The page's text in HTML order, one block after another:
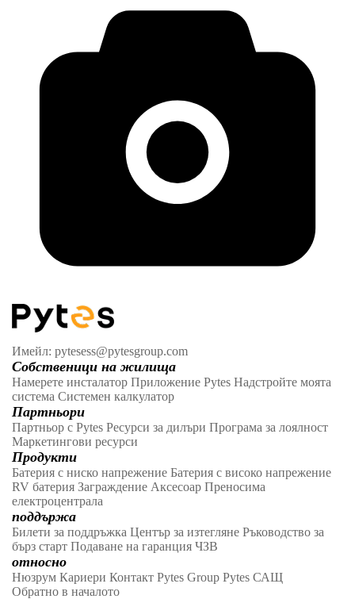
Имейл: pytesess@pytesgroup.com
Собственици на жилища
Намерете инсталатор Приложение Pytes Надстройте моята
система Системен калкулатор
Партньори
Партньор с Pytes Ресурси за дилъри Програма за лоялност
Маркетингови ресурси
Продукти
Батерия с ниско напрежение Батерия с високо напрежение
RV батерия Заграждение Аксесоар Преносима
електроцентрала
поддържа
Билети за поддръжка Център за изтегляне Ръководство за
бърз старт Подаване на гаранция ЧЗВ
относно
Нюзрум Кариери Контакт Pytes Group Pytes САЩ
Обратно в началото